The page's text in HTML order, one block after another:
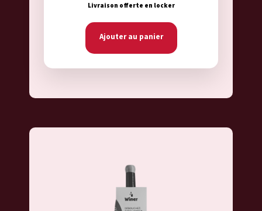
Livraison offerte en locker
Ajouter au panier